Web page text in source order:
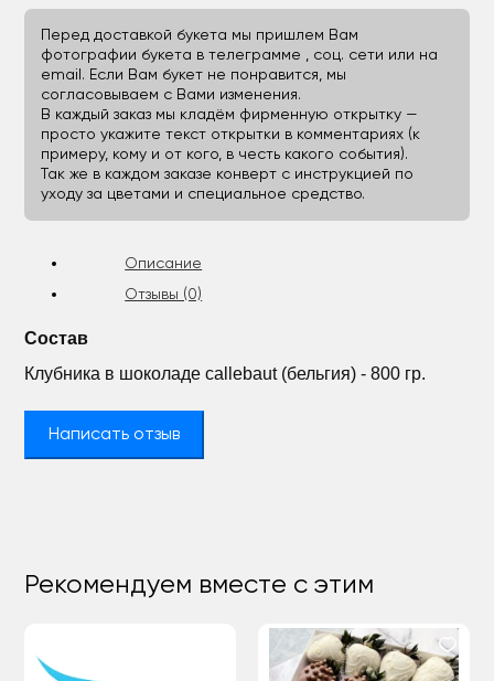
Перед доставкой букета мы пришлем Вам
фотографии букета в телеграмме , соц. сети или на
email. Если Вам букет не понравится, мы
согласовываем с Вами изменения.
В каждый заказ мы кладём фирменную открытку —
просто укажите текст открытки в комментариях (к
примеру, кому и от кого, в честь какого события).
Так же в каждом заказе конверт с инструкцией по
уходу за цветами и специальное средство.
Описание
Отзывы (0)
Состав
Клубника в шоколаде callebaut (бельгия) - 800 гр.
Написать отзыв
Рекомендуем вместе с этим